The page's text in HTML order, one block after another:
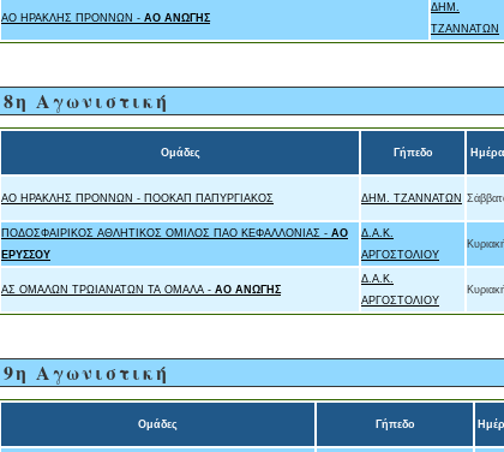
ΑΟ ΗΡΑΚΛΗΣ ΠΡΟΝΝΩΝ - ΑΟ ΑΝΩΓΗΣ
ΔΗΜ.
ΤΖΑΝΝΑΤΩΝ
8η Αγωνιστική
Ομάδες Γήπεδο Ημέρα
ΑΟ ΗΡΑΚΛΗΣ ΠΡΟΝΝΩΝ - ΠΟΟΚΑΠ ΠΑΠΥΡΓΙΑΚΟΣ ΔΗΜ. ΤΖΑΝΝΑΤΩΝ
ΠΟΔΟΣΦΑΙΡΙΚΟΣ ΑΘΛΗΤΙΚΟΣ ΟΜΙΛΟΣ ΠΑΟ ΚΕΦΑΛΛΟΝΙΑΣ - ΑΟ
ΕΡΥΣΣΟΥ
Δ.Α.Κ.
ΑΡΓΟΣΤΟΛΙΟΥ
ΑΣ ΟΜΑΛΩΝ ΤΡΩΙΑΝΑΤΩΝ ΤΑ ΟΜΑΛΑ - ΑΟ ΑΝΩΓΗΣ
Δ.Α.Κ.
ΑΡΓΟΣΤΟΛΙΟΥ
9η Αγωνιστική
Ομάδες Γήπεδο